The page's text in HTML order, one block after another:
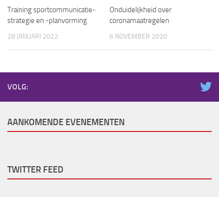
Training sportcommunicatie-
strategie en -planvorming
28 JANUARI 2022
Onduidelijkheid over
coronamaatregelen
6 NOVEMBER 2020
VOLG:
AANKOMENDE EVENEMENTEN
TWITTER FEED